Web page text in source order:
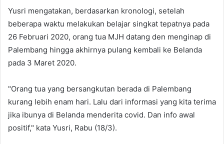
Yusri mengatakan, berdasarkan kronologi, setelah
beberapa waktu melakukan belajar singkat tepatnya pada
26 Februari 2020, orang tua MJH datang den menginap di
Palembang hingga akhirnya pulang kembali ke Belanda
pada 3 Maret 2020.
"Orang tua yang bersangkutan berada di Palembang
kurang lebih enam hari. Lalu dari informasi yang kita terima
jika ibunya di Belanda menderita covid. Dan info awal
positif," kata Yusri, Rabu (18/3).